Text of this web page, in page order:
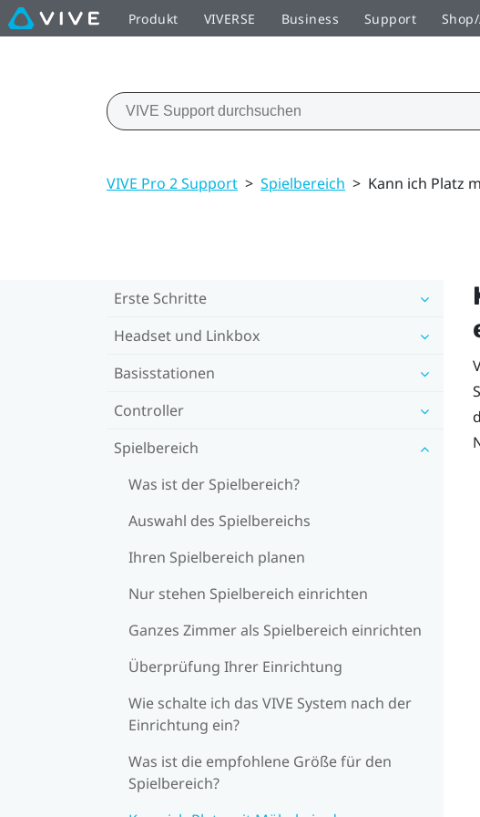
Produkt VIVERSE Business Support
VIVE Pro 2 Support > Spielbereich > Kann ich Platz
Erste Schritte
Headset und Linkbox
Basisstationen
Controller
Spielbereich
Was ist der Spielbereich?
Auswahl des Spielbereichs
Ihren Spielbereich planen
Nur stehen Spielbereich einrichten
Ganzes Zimmer als Spielbereich einrichten
Überprüfung Ihrer Einrichtung
Wie schalte ich das VIVE System nach der
Einrichtung ein?
Was ist die empfohlene Größe für den
Spielbereich?